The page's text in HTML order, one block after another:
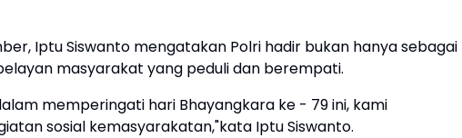
Iptu Siswanto mengatakan Polri hadir bukan hanya sebagai
masyarakat yang peduli dan berempati.
memperingati hari Bhayangkara ke - 79 ini, kami
sosial kemasyarakatan,"kata Iptu Siswanto.